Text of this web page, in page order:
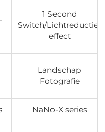
1 Second
Switch/Lichtreductie-
effect
Landschap
Fotografie
NaNo-X series